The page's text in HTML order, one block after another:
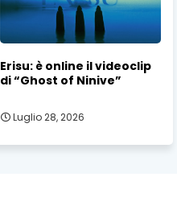
Erisu: è online il videoclip
di “Ghost of Ninive”
Luglio 28, 2026